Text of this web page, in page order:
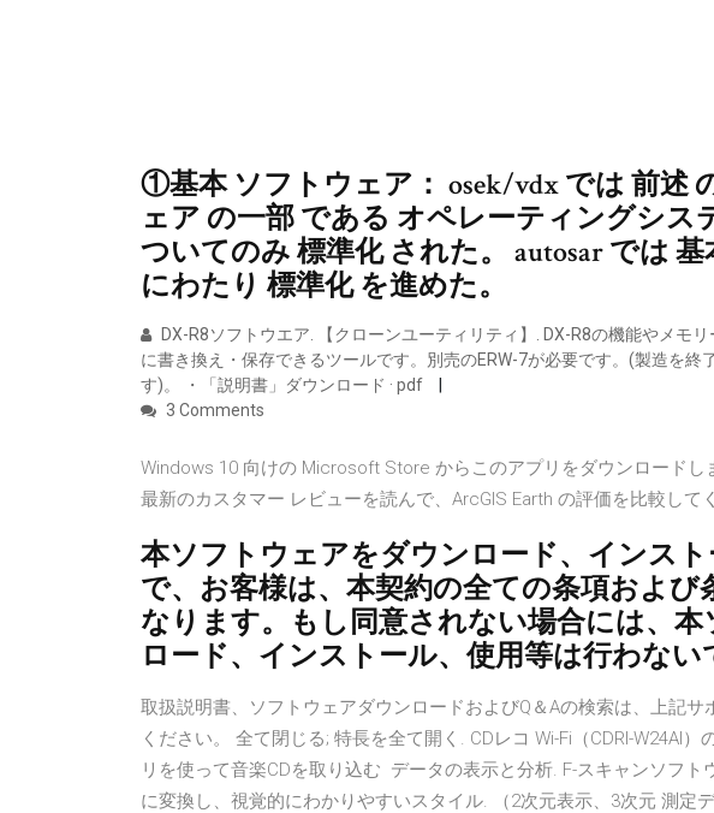
①基本 ソフトウェア： osek/vdx では 前述
ェア の一部 である オペレーティングシス
ついてのみ 標準化 された。 autosar では
にわたり 標準化 を進めた。
DX-R8ソフトウエア. 【クローンユーティリティ】. DX-R8の機能やメモ
に書き換え・保存できるツールです。別売のERW-7が必要です。(製造を終
す)。 ・「説明書」ダウンロード · pdf
3 Comments
Windows 10 向けの Microsoft Store からこのアプリをダウンロードし
最新のカスタマー レビューを読んで、ArcGIS Earth の評価を比較して
本ソフトウェアをダウンロード、インス
で、お客様は、本契約の全ての条項および
なります。もし同意されない場合には、
ロード、インストール、使用等は行わない
取扱説明書、ソフトウェアダウンロードおよびQ＆Aの検索は、上記
ください。 全て閉じる; 特長を全て開く. CDレコ Wi-Fi（CDRI-W24AI
リを使って音楽CDを取り込む データの表示と分析. F-スキャンソフト
に変換し、視覚的にわかりやすいスタイル. （2次元表示、3次元 測定